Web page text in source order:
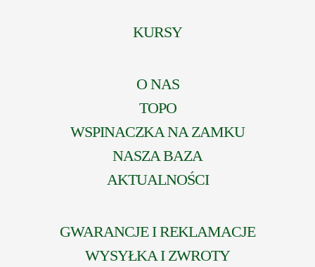
KURSY
O NAS
TOPO
WSPINACZKA NA ZAMKU
NASZA BAZA
AKTUALNOŚCI
GWARANCJE I REKLAMACJE
WYSYŁKA I ZWROTY